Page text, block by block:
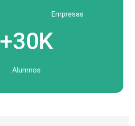
Empresas
+30K
Alumnos